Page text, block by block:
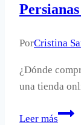
PorCristina
¿Dónde
una tienda
Leer más